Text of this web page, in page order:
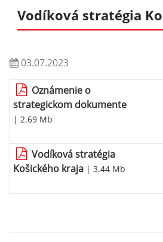
Vodíková stratégia
03.07.2023
Oznámenie o
strategickom dokumente
| 2.69 Mb
Vodíková stratégia
Košického kraja | 3.44 Mb